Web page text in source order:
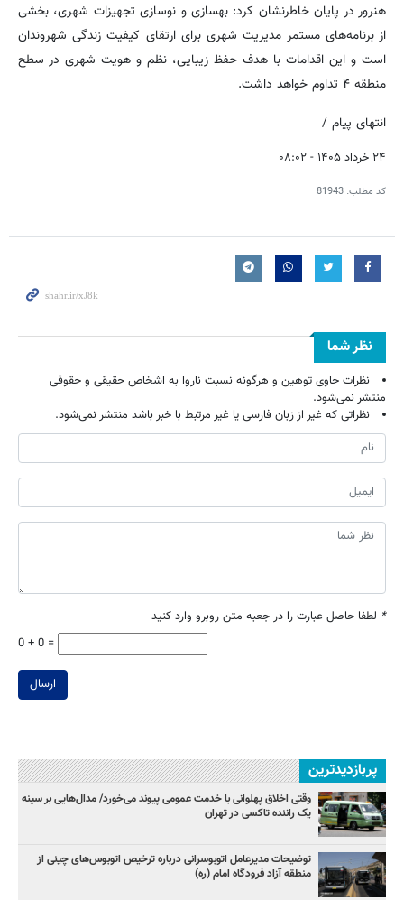
هنرور در پایان خاطرنشان کرد: بهسازی و نوسازی تجهیزات شهری، بخشی
از برنامه‌های مستمر مدیریت شهری برای ارتقای کیفیت زندگی شهروندان
است و این اقدامات با هدف حفظ زیبایی، نظم و هویت شهری در سطح
منطقه ۴ تداوم خواهد داشت.
انتهای پیام /
۲۴ خرداد ۱۴۰۵ - ۰۸:۰۲
کد مطلب: 81943
نظر شما
نظرات حاوی توهین و هرگونه نسبت ناروا به اشخاص حقیقی و حقوقی
منتشر نمی‌شود.
نظراتی که غیر از زبان فارسی یا غیر مرتبط با خبر باشد منتشر نمی‌شود.
* لطفا حاصل عبارت را در جعبه متن روبرو وارد کنید
0 + 0 =
ارسال
پربازدیدترین
وقتی اخلاق پهلوانی با خدمت عمومی پیوند می‌خورد/ مدال‌هایی بر سینه
یک راننده تاکسی در تهران
توضیحات مدیرعامل اتوبوسرانی درباره ترخیص اتوبوس‌های چینی از
منطقه آزاد فرودگاه امام (ره)